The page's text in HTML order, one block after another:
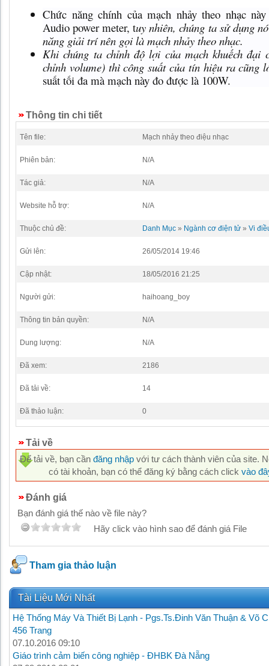
Chức năng chính của mạch nhảy theo nhạc
Audio power meter, tuy nhiên, chúng ta sử dụng
năng giải trí nên gọi là mạch nhảy theo nhạc.
Khi chúng ta chỉnh độ lợi của mạch khuếch đại
chỉnh volume) thì công suất của tín hiệu ra cũng
suất tối đa mà mạch này đo được là 100W.
Thông tin chi tiết
Tên file: Mạch nhảy theo điệu nhạc
Phiên bản: N/A
Tác giả: N/A
Website hỗ trợ: N/A
Thuộc chủ đề: Danh Mục» Ngành cơ điện tử» Vi
Gửi lên: 26/05/2014 19:46
Cập nhật: 18/05/2016 21:25
Người gửi: haihoang_boy
Thông tin bản quyền: N/A
Dung lượng: N/A
Đã xem: 2186
Đã tải về: 14
Đã thảo luận: 0
Tải về
Để tải về, bạn cần đăng nhập với tư cách thành viên của site.
có tài khoản, bạn có thể đăng ký bằng cách click vào
Đánh giá
Bạn đánh giá thế nào về file này?
Hãy click vào hình sao để đánh giá File
Tham gia thảo luận
Tài Liệu Mới Nhất
Hệ Thống Máy Và Thiết Bị Lạnh - Pgs.Ts.Đinh Văn Thuận & Võ
456 Trang
07.10.2016 09:10
Giáo trình cảm biến công nghiệp - ĐHBK Đà Nẵng